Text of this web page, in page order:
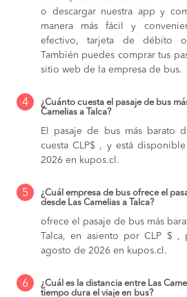
o descargar nuestra app y
manera más fácil y
efectivo, tarjeta de débito
También puedes comprar tus
sitio web de la empresa de bus.
4
¿Cuánto cuesta el pasaje de bus
Camelias a Talca?
El pasaje de bus más barato
cuesta CLP$ , y está
2026 en kupos.cl.
5
¿Cuál empresa de bus ofrece el
desde Las Camelias a Talca?
ofrece el pasaje de bus más
Talca, en asiento por CLP $
agosto de 2026 en kupos.cl.
6
¿Cuál es la distancia entre Las
tiempo dura el viaje en bus?